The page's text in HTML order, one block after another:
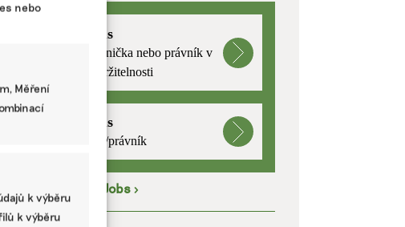
nebo
Měření
k výběru
k výběru
mutualus
Stáž: právnička nebo právník v
oblasti udržitelnosti
mutualus
právnička/právník
EkoJobs >